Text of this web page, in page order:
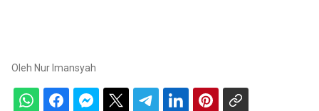
Oleh Nur Imansyah